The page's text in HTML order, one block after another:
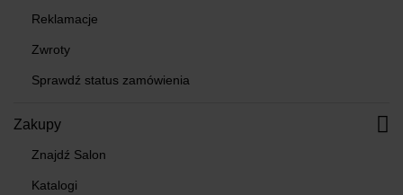
Reklamacje
Zwroty
Sprawdź status zamówienia
Zakupy
Znajdź Salon
Katalogi